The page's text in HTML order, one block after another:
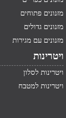
מזנונים פתוחים
מזנונים גדולים
מזנונים עם מגירות
ויטרינות
ויטרינות לסלון
ויטרינות למטבח